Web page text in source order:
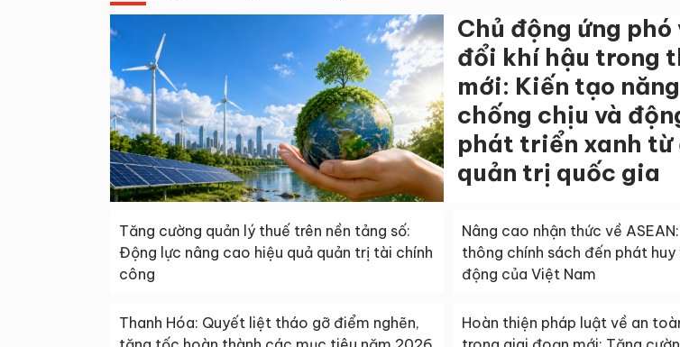
Chủ động ứng
đổi khí hậu trong
mới: Kiến tạo
chống chịu và
phát triển xanh từ
quản trị quốc gia
Tăng cường quản lý thuế trên nền tảng số:
Động lực nâng cao hiệu quả quản trị tài chính
công
Nâng cao nhận thức về
thông chính sách đến phát
động của Việt Nam
Thanh Hóa: Quyết liệt tháo gỡ điểm nghẽn,
Hoàn thiện pháp luật về an